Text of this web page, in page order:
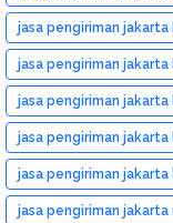
jasa pengiriman
jasa pengiriman jakarta
jasa pengiriman jakarta
jasa pengiriman
jasa pengiriman
jasa pengiriman jakarta